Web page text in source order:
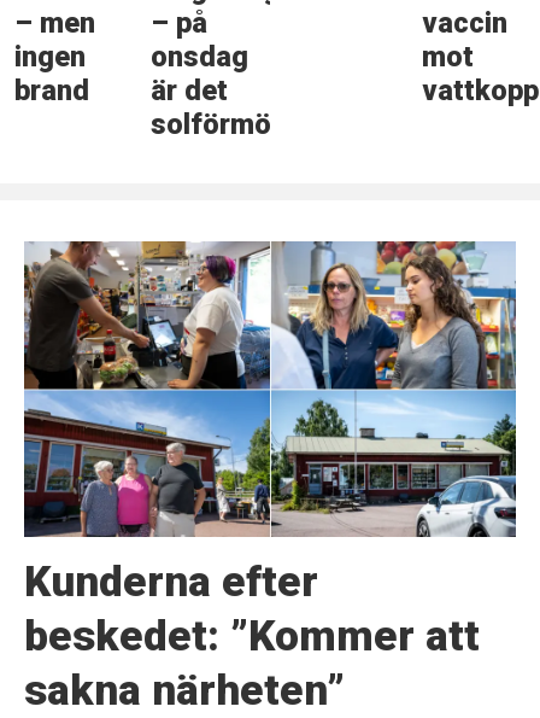
– men
ingen
brand
– på
onsdag
är det
solförmörkelse
vaccin
mot
Kunderna efter
beskedet: ”Kommer att
sakna närheten”